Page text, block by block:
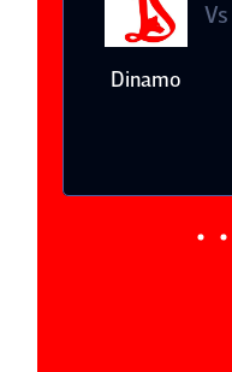
Dinamo
Vs